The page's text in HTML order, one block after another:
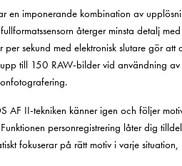
en imponerande kombination av
återger minsta detalj
sekund med elektronisk slutare gör att
till 150 RAW-bilder vid användning av
AF II-tekniken känner igen och följer
personregistrering låter dig
fokuserar på rätt motiv i varje